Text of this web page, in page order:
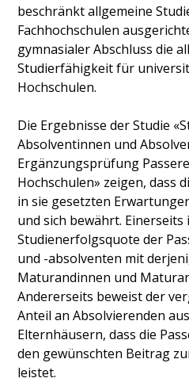
beschränkt allgemeine
Fachhochschulen
gymnasialer Abschluss die
Studierfähigkeit für
Hochschulen.
Die Ergebnisse der Studie
Absolventinnen und
Ergänzungsprüfung
Hochschulen» zeigen, dass
in sie gesetzten
und sich bewährt. Einerseits
Studienerfolgsquote der
und -absolventen mit
Maturandinnen und
Andererseits beweist der
Anteil an Absolvierenden
Elternhäusern, dass die
den gewünschten Beitrag
leistet.